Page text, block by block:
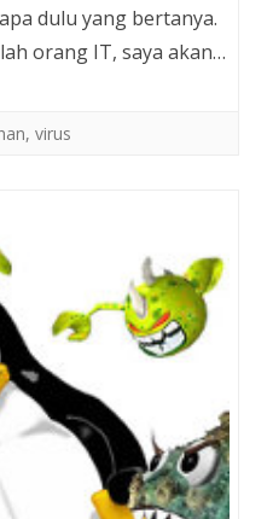
dulu yang bertanya.
orang IT, saya akan…
, virus